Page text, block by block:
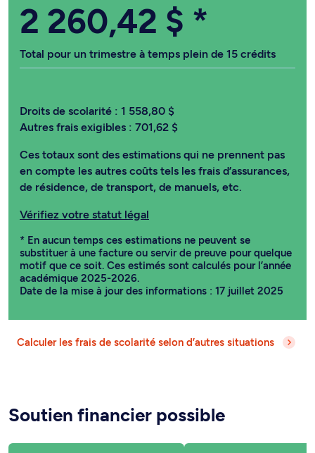
2 260,42 $ *
Total pour un trimestre à temps plein de 15 crédits
Droits de scolarité : 1 558,80 $
Autres frais exigibles : 701,62 $
Ces totaux sont des estimations qui ne prennent pas
en compte les autres coûts tels les frais d’assurances,
de résidence, de transport, de manuels, etc.
Vérifiez votre statut légal
* En aucun temps ces estimations ne peuvent se
substituer à une facture ou servir de preuve pour quelque
motif que ce soit. Ces estimés sont calculés pour l’année
académique 2025-2026.
Date de la mise à jour des informations : 17 juillet 2025
Calculer les frais de scolarité selon d’autres situations
Soutien financier possible